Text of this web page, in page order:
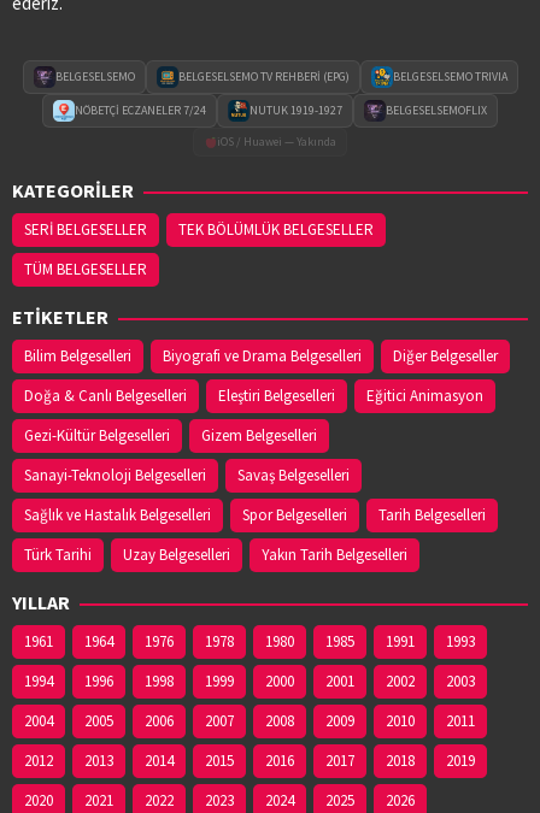
BELGESELSEMO BELGESELSEMO TV REHBERİ (EPG) BELGESELSEMO TRIVIA
NÖBETÇİ ECZANELER 7/24 NUTUK 1919-1927
BELGESELSEMOFLIX
iOS / Huawei — Yakında
KATEGORİLER
SERİ BELGESELLER
TEK BÖLÜMLÜK BELGESELLER
TÜM BELGESELLER
ETİKETLER
Bilim Belgeselleri Biyografi ve Drama Belgeselleri
Diğer Belgeseller
Doğa & Canlı Belgeselleri
Eleştiri Belgeselleri
Eğitici Animasyon
Gezi-Kültür Belgeselleri
Gizem Belgeselleri
Sanayi-Teknoloji Belgeselleri
Savaş Belgeselleri
Sağlık ve Hastalık Belgeselleri
Spor Belgeselleri
Tarih Belgeselleri
Türk Tarihi
Uzay Belgeselleri Yakın Tarih Belgeselleri
YILLAR
1961 1964 1976 1978 1980 1985 1991
1993
1994
1996 1998 1999 2000 2001 2002
2003
2004
2005 2006 2007 2008 2009 2010
2011
2012
2013 2014 2015 2016 2017 2018
2019
2020
2021 2022 2023 2024 2025 2026